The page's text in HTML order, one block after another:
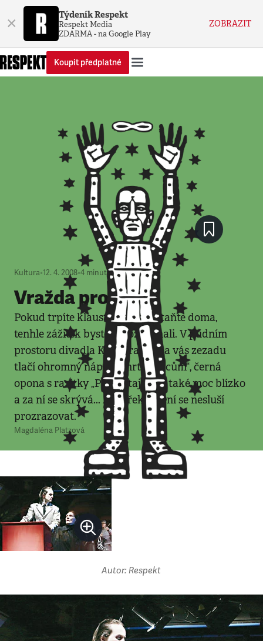
× Týdeník Respekt
Respekt Media
ZDARMA - na Google Play
ZOBRAZIT
Koupit předplatné
Kultura•12. 4. 2008•4 minuty
Vražda pro masy
Pokud trpíte klaustrofobií, zůstaňte doma,
tenhle zážitek byste nerozdýchali. V půdním
prostoru divadla Kolowrat se na vás zezadu
tlačí ohromný nápis „Smrt zrádcům“, černá
opona s razítky „Přísně tajné“ je také moc blízko
a za ní se skrývá... Ale překvapení se nesluší
prozrazovat.
Magdaléna Platzová
Autor: Respekt